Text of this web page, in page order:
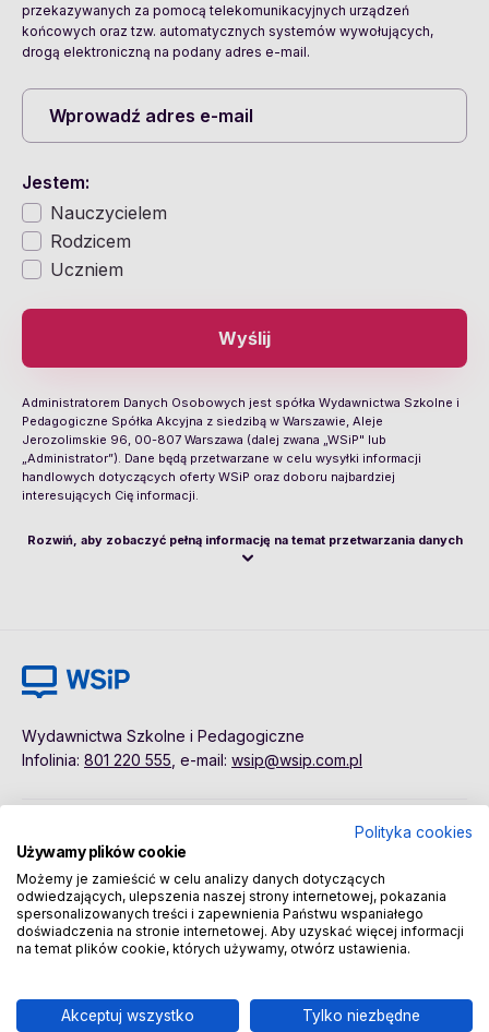
przekazywanych za pomocą telekomunikacyjnych urządzeń
końcowych oraz tzw. automatycznych systemów wywołujących,
drogą elektroniczną na podany adres e-mail.
Jestem:
Nauczycielem
Rodzicem
Uczniem
Wyślij
Administratorem Danych Osobowych jest spółka Wydawnictwa Szkolne i
Pedagogiczne Spółka Akcyjna z siedzibą w Warszawie, Aleje
Jerozolimskie 96, 00-807 Warszawa (dalej zwana „WSiP" lub
„Administrator”). Dane będą przetwarzane w celu wysyłki informacji
handlowych dotyczących oferty WSiP oraz doboru najbardziej
interesujących Cię informacji.
Rozwiń, aby zobaczyć pełną informację na temat przetwarzania danych
Wydawnictwa Szkolne i Pedagogiczne
Infolinia: 801 220 555, e-mail: wsip@wsip.com.pl
Dane osobowe
Regulamin
Pierwsze kroki
Sklep
Polityka cookies
Używamy plików cookie
Możemy je zamieścić w celu analizy danych dotyczących
odwiedzających, ulepszenia naszej strony internetowej, pokazania
spersonalizowanych treści i zapewnienia Państwu wspaniałego
doświadczenia na stronie internetowej. Aby uzyskać więcej informacji
na temat plików cookie, których używamy, otwórz ustawienia.
Akceptuj wszystko Tylko niezbędne